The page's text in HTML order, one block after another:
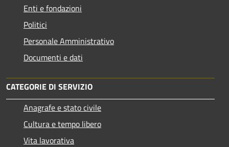
Enti e fondazioni
Politici
Personale Amministrativo
Documenti e dati
CATEGORIE DI SERVIZIO
Anagrafe e stato civile
Cultura e tempo libero
Vita lavorativa